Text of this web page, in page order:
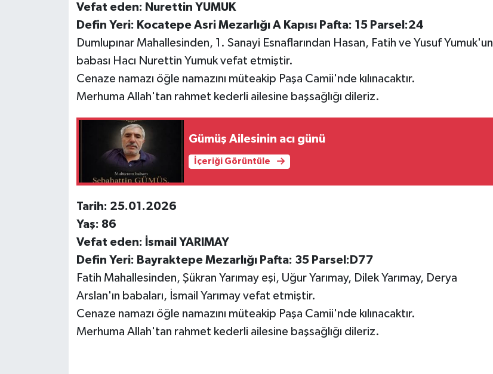
Vefat eden: Nurettin YUMUK
Defin Yeri: Kocatepe Asri Mezarlığı A Kapısı Pafta: 15 Parsel:24
Dumlupınar Mahallesinden, 1. Sanayi Esnaflarından Hasan, Fatih ve Yusuf Yumuk'un
babası Hacı Nurettin Yumuk vefat etmiştir.
Cenaze namazı öğle namazını müteakip Paşa Camii'nde kılınacaktır.
Merhuma Allah'tan rahmet kederli ailesine başsağlığı dileriz.
Gümüş Ailesinin acı günü
İçeriği Görüntüle
Tarih: 25.01.2026
Yaş: 86
Vefat eden: İsmail YARIMAY
Defin Yeri: Bayraktepe Mezarlığı Pafta: 35 Parsel:D77
Fatih Mahallesinden, Şükran Yarımay eşi, Uğur Yarımay, Dilek Yarımay, Derya
Arslan'ın babaları, İsmail Yarımay vefat etmiştir.
Cenaze namazı öğle namazını müteakip Paşa Camii'nde kılınacaktır.
Merhuma Allah'tan rahmet kederli ailesine başsağlığı dileriz.